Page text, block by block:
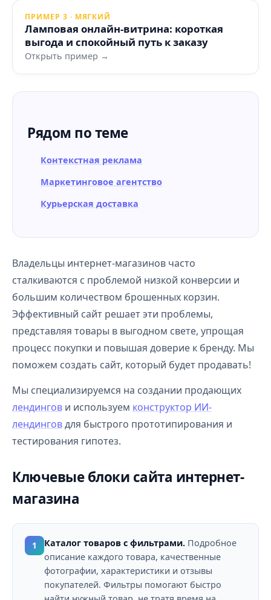
ПРИМЕР 3 · МЯГКИЙ
Ламповая онлайн-витрина: короткая
выгода и спокойный путь к заказу
Открыть пример →
Рядом по теме
Контекстная реклама
Маркетинговое агентство
Курьерская доставка
Владельцы интернет-магазинов часто
сталкиваются с проблемой низкой конверсии и
большим количеством брошенных корзин.
Эффективный сайт решает эти проблемы,
представляя товары в выгодном свете, упрощая
процесс покупки и повышая доверие к бренду. Мы
поможем создать сайт, который будет продавать!
Мы специализируемся на создании продающих
лендингов и используем конструктор ИИ-
лендинговдля быстрого прототипирования и
тестирования гипотез.
Ключевые блоки сайта интернет-
магазина
1 Каталог товаров с фильтрами. Подробное
описание каждого товара, качественные
фотографии, характеристики и отзывы
покупателей. Фильтры помогают быстро